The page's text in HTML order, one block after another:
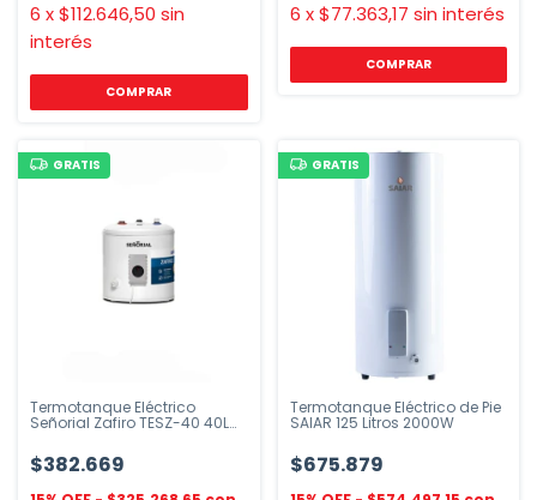
6 x$112.646,50 sin
interés
6 x$77.363,17 sin interés
GRATIS
Termotanque Eléctrico
Señorial Zafiro TESZ-40 40L
$382.669
GRATIS
Termotanque Eléctrico de Pie
SAIAR 125 Litros 2000W
$675.879